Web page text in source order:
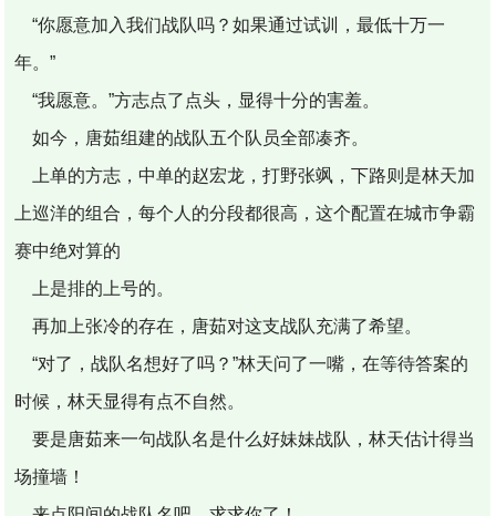
“你愿意加入我们战队吗？如果通过试训，最低十万一
年。”
“我愿意。”方志点了点头，显得十分的害羞。
如今，唐茹组建的战队五个队员全部凑齐。
上单的方志，中单的赵宏龙，打野张飒，下路则是林天加
上巡洋的组合，每个人的分段都很高，这个配置在城市争霸
赛中绝对算的
上是排的上号的。
再加上张冷的存在，唐茹对这支战队充满了希望。
“对了，战队名想好了吗？”林天问了一嘴，在等待答案的
时候，林天显得有点不自然。
要是唐茹来一句战队名是什么好妹妹战队，林天估计得当
场撞墙！